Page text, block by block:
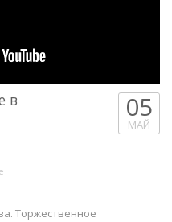
в 05
МАЙ
Торжественное